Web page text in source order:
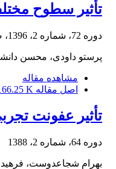
تأثیر سطوح
دوره 72، شماره 2، 1396، صفحه
پرستو داودی، محسن
مشاهده مقاله
اصل مقاله K
تأثیر عفونت
دوره 64، شماره 2، 1388
بهرام شجاعدوست،